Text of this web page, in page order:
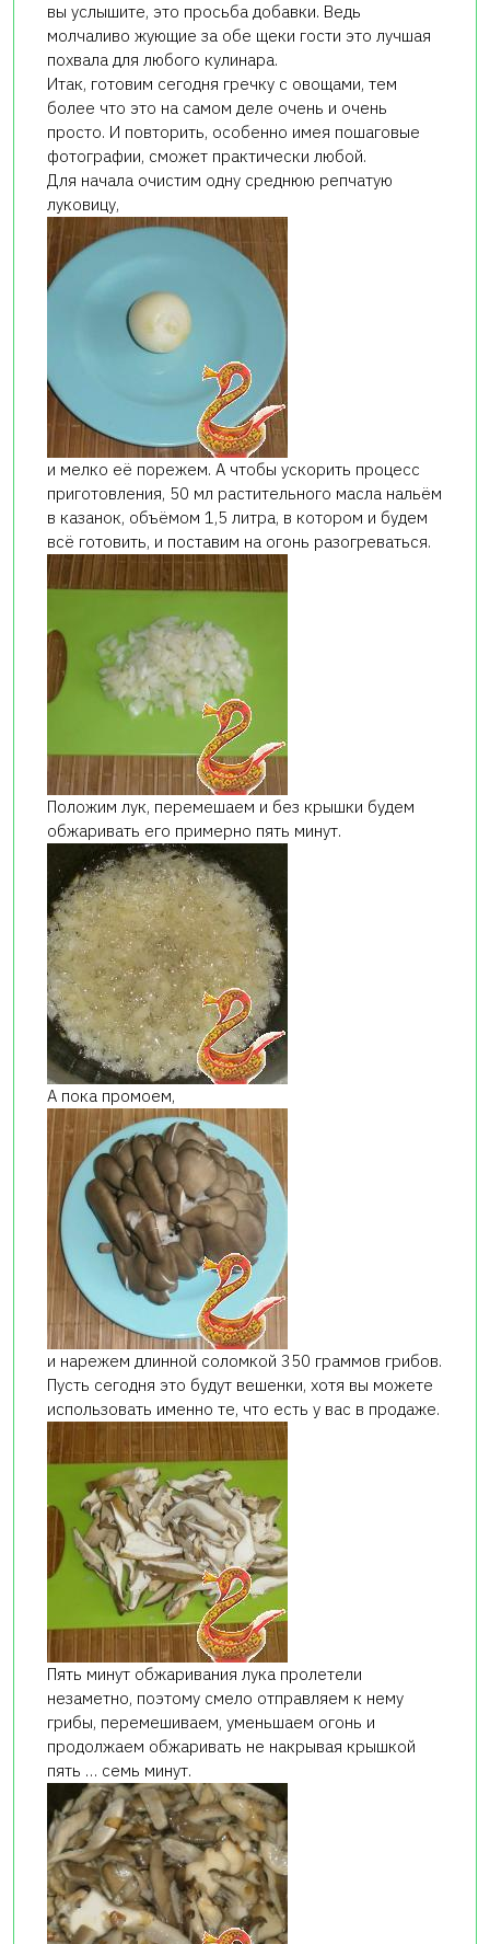
вы услышите, это просьба добавки. Ведь
молчаливо жующие за обе щеки гости это лучшая
похвала для любого кулинара.
Итак, готовим сегодня гречку с овощами, тем
более что это на самом деле очень и очень
просто. И повторить, особенно имея пошаговые
фотографии, сможет практически любой.
Для начала очистим одну среднюю репчатую
луковицу,
и мелко её порежем. А чтобы ускорить процесс
приготовления, 50 мл растительного масла нальём
в казанок, объёмом 1,5 литра, в котором и будем
всё готовить, и поставим на огонь разогреваться.
Положим лук, перемешаем и без крышки будем
обжаривать его примерно пять минут.
А пока промоем,
и нарежем длинной соломкой 350 граммов грибов.
Пусть сегодня это будут вешенки, хотя вы можете
использовать именно те, что есть у вас в продаже.
Пять минут обжаривания лука пролетели
незаметно, поэтому смело отправляем к нему
грибы, перемешиваем, уменьшаем огонь и
продолжаем обжаривать не накрывая крышкой
пять … семь минут.